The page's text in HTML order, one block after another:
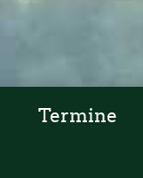
Termine